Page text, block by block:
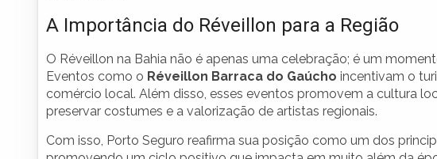
A Importância do Réveillon para a Região
O Réveillon na Bahia não é apenas uma celebração; é um
Eventos como o Réveillon Barraca do Gaúcho incentivam o
comércio local. Além disso, esses eventos promovem a cultura
preservar costumes e a valorização de artistas regionais.
Com isso, Porto Seguro reafirma sua posição como um dos